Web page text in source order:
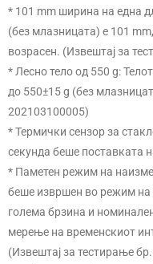
* 101 mm ширина на една
(без млазницата) е 101
возрасен. (Извештај за
* Лесно тело од 550 g:
до 550±15 g (без
202103100005)
* Термички сензор за
секунда беше поставката
* Паметен режим на
беше извршен во режим на
голема брзина и
мерење на временскиот
(Извештај за тестирање